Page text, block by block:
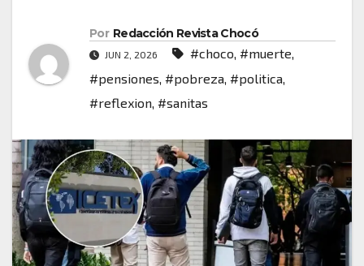
Por Redacción Revista Chocó
JUN 2, 2026 #choco, #muerte,
#pensiones, #pobreza, #politica,
#reflexion, #sanitas